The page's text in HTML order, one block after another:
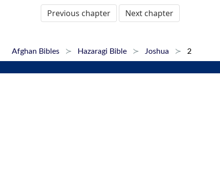
Previous chapter Next chapter
Afghan Bibles Hazaragi Bible Joshua 2